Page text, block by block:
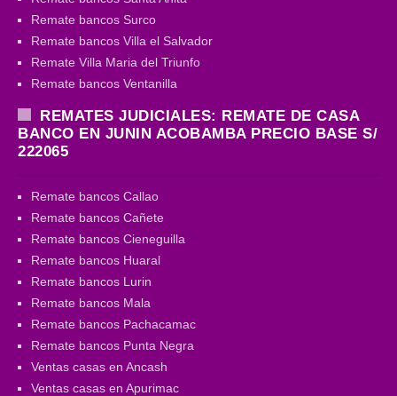
Remate bancos Surco
Remate bancos Villa el Salvador
Remate Villa Maria del Triunfo
Remate bancos Ventanilla
REMATES JUDICIALES: REMATE DE CASA
BANCO EN JUNIN ACOBAMBA PRECIO BASE S/
222065
Remate bancos Callao
Remate bancos Cañete
Remate bancos Cieneguilla
Remate bancos Huaral
Remate bancos Lurin
Remate bancos Mala
Remate bancos Pachacamac
Remate bancos Punta Negra
Ventas casas en Ancash
Ventas casas en Apurimac